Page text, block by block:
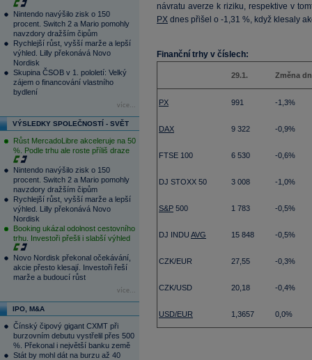
Nintendo navýšilo zisk o 150
procent. Switch 2 a Mario pomohly
navzdory dražším čipům
Rychlejší růst, vyšší marže a lepší
výhled. Lilly překonává Novo
Nordisk
Skupina ČSOB v 1. pololetí: Velký
zájem o financování vlastního
bydlení
více...
VÝSLEDKY SPOLEČNOSTÍ - SVĚT
Růst MercadoLibre akceleruje na 50
%. Podle trhu ale roste příliš draze
Nintendo navýšilo zisk o 150
procent. Switch 2 a Mario pomohly
navzdory dražším čipům
Rychlejší růst, vyšší marže a lepší
výhled. Lilly překonává Novo
Nordisk
Booking ukázal odolnost cestovního
trhu. Investoři přešli i slabší výhled
Novo Nordisk překonal očekávání,
akcie přesto klesají. Investoři řeší
marže a budoucí růst
více...
IPO, M&A
Čínský čipový gigant CXMT při
burzovním debutu vystřelil přes 500
%. Překonal i největší banku země
Stát by mohl dát na burzu až 40
návratu averze k riziku, respektive v
PX dnes přišel o -1,31 %, když klesaly
Finanční trhy v číslech:
29.1. Změna
PX 991 -1,3%
DAX 9 322 -0,9%
FTSE 100 6 530 -0,6%
DJ STOXX 50 3 008 -1,0%
S&P 500 1 783 -0,5%
DJ INDU AVG 15 848 -0,5%
CZK/EUR 27,55 -0,3%
CZK/USD 20,18 -0,4%
USD/EUR 1,3657 0,0%